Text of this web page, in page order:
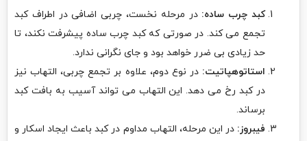
کبد چرب ساده: در مرحله نخست، چربی اضافی در اطراف کبد
تجمع می کند. در صورتی که کبد چرب ساده پیشرفت نکند، تا
حد زیادی بی ضرر خواهد بود و جای نگرانی ندارد.
استاتوهپاتیت: در نوع دوم، علاوه بر تجمع چربی، التهاب نیز
در کبد رخ می دهد. این التهاب می تواند آسیب به بافت کبد
برساند.
فیبروز: در این مرحله، التهاب مداوم در کبد باعث ایجاد اسکار و